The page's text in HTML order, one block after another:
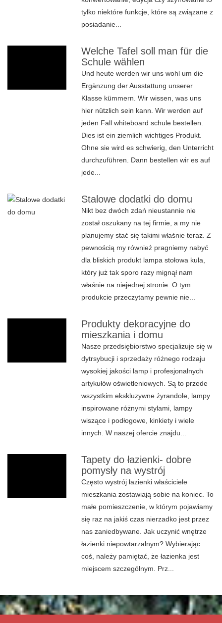
tylko niektóre funkcje, które są związane z
posiadanie...
Welche Tafel soll man für die
Schule wählen
Und heute werden wir uns wohl um die
Ergänzung der Ausstattung unserer
Klasse kümmern. Wir wissen, was uns
hier nützlich sein kann. Wir werden auf
jeden Fall whiteboard schule bestellen.
Dies ist ein ziemlich wichtiges Produkt.
Ohne sie wird es schwierig, den Unterricht
durchzuführen. Dann bestellen wir es auf
jede...
Stalowe dodatki do domu
Nikt bez dwóch zdań nieustannie nie
został oszukany na tej firmie, a my nie
planujemy stać się takimi właśnie teraz. Z
pewnością my również pragniemy nabyć
dla bliskich produkt lampa stołowa kula,
który już tak sporo razy mignął nam
właśnie na niejednej stronie. O tym
produkcie przeczytamy pewnie nie...
Produkty dekoracyjne do
mieszkania i domu
Nasze przedsiębiorstwo specjalizuje się w
dytrsybucji i sprzedaży różnego rodzaju
wysokiej jakości lamp i profesjonalnych
artykułów oświetleniowych. Są to przede
wszystkim ekskluzywne żyrandole, lampy
inspirowane różnymi stylami, lampy
wiszące i podłogowe, kinkiety i wiele
innych. W naszej ofercie znajdu...
Tapety do łazienki- dobre
pomysły na wystrój
Często wystrój łazienki właściciele
mieszkania zostawiają sobie na koniec. To
małe pomieszczenie, w którym pojawiamy
się raz na jakiś czas nierzadko jest przez
nas zaniedbywane. Jak uczynić wnętrze
łazienki niepowtarzalnym? Wybierając
coś, należy pamiętać, że łazienka jest
miejscem szczególnym. Prz...